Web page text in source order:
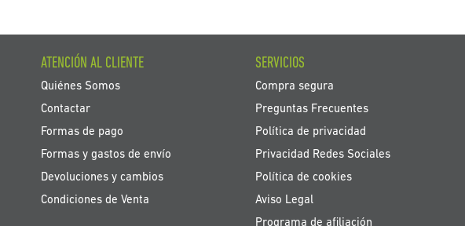
ATENCIÓN AL CLIENTE
Quiénes Somos
Contactar
Formas de pago
Formas y gastos de envío
Devoluciones y cambios
Condiciones de Venta
SERVICIOS
Compra segura
Preguntas Frecuentes
Política de privacidad
Privacidad Redes Sociales
Política de cookies
Aviso Legal
Programa de afiliación